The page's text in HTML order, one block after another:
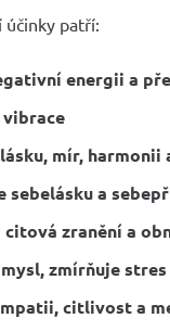
účinky patří:
energii a
mír, harmonii
sebelásku a
citová zranění a
zmírňuje
citlivost a